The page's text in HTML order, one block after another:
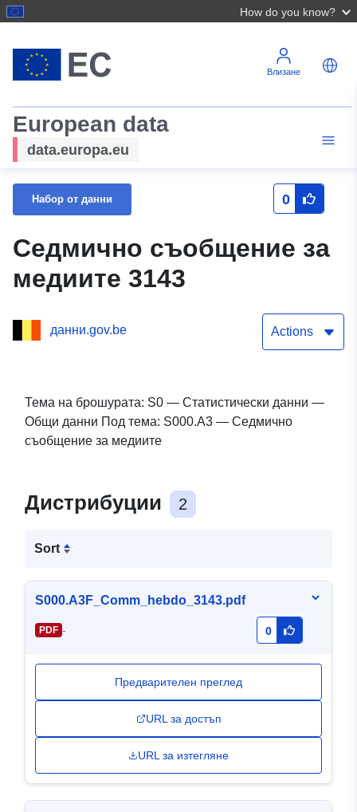
How do you know?
Влизане
European data
data.europa.eu
Набор от данни 0
Седмично съобщение за
медиите 3143
данни.gov.be Actions
Тема на брошурата: S0 — Статистически данни —
Общи данни Под тема: S000.A3 — Седмично
съобщение за медиите
Дистрибуции 2
Sort
S000.A3F_Comm_hebdo_3143.pdf
PDF - 0
Предварителен преглед
URL за достъп
URL за изтегляне